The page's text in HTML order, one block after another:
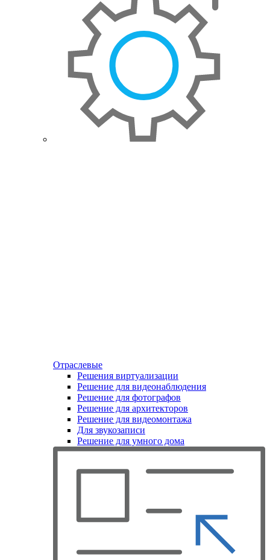
Отраслевые
Решения виртуализации
Решение для видеонаблюдения
Решение для фотографов
Решение для архитекторов
Решение для видеомонтажа
Для звукозаписи
Решение для умного дома